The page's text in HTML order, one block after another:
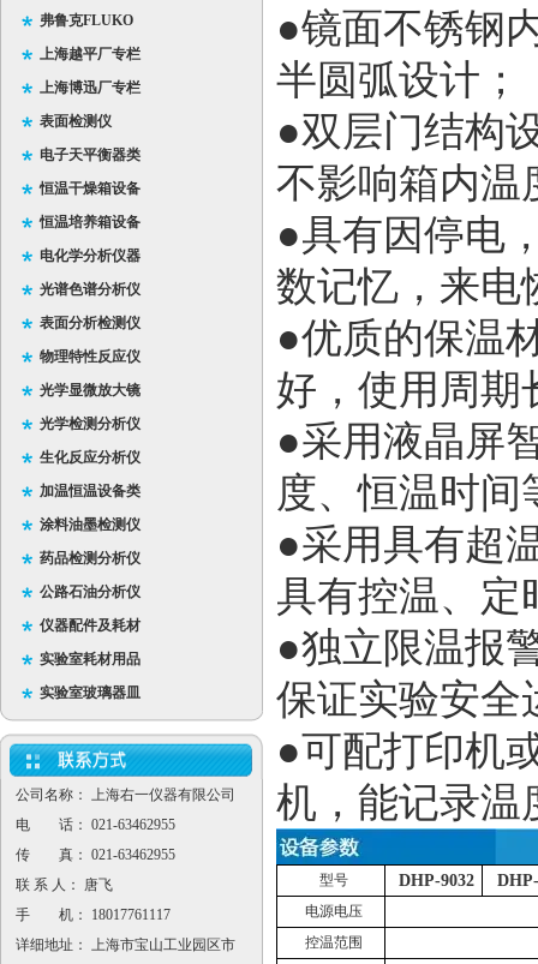
弗鲁克FLUKO
上海越平厂专栏
上海博迅厂专栏
表面检测仪
电子天平衡器类
恒温干燥箱设备
恒温培养箱设备
电化学分析仪器
光谱色谱分析仪
表面分析检测仪
物理特性反应仪
光学显微放大镜
光学检测分析仪
生化反应分析仪
加温恒温设备类
涂料油墨检测仪
药品检测分析仪
公路石油分析仪
仪器配件及耗材
实验室耗材用品
实验室玻璃器皿
公司名称： 上海右一仪器有限公司
电 话： 021-63462955
传 真： 021-63462955
联 系 人： 唐飞
手 机： 18017761117
详细地址： 上海市宝山工业园区市
●镜面不锈钢
半圆弧设计；
●双层门结构
不影响箱内温
●具有因停电
数记忆，来电
●优质的保温
好，使用周期
●采用液晶屏
度、恒温时间
●采用具有超
具有控温、定
●独立限温报
保证实验安全
●可配打印机
机，能记录温
型号 DHP-9032
电源电压
控温范围